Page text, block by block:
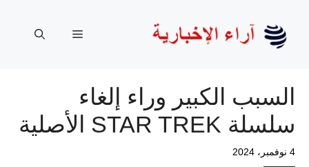
المحتوى
القائمة
السبب الكبير وراء إلغاء
سلسلة STAR TREK الأصلية
4 نوفمبر، 2024